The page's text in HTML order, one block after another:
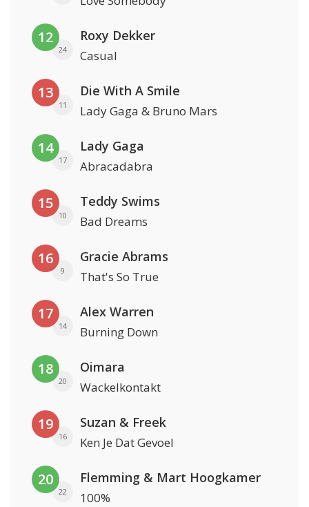
12
24
Roxy Dekker
Casual
13
11
Die With A Smile
Lady Gaga & Bruno Mars
14
17
Lady Gaga
Abracadabra
15
10
Teddy Swims
Bad Dreams
16
9
Gracie Abrams
That's So True
17
14
Alex Warren
Burning Down
18
20
Oimara
Wackelkontakt
19
16
Suzan & Freek
Ken Je Dat Gevoel
20
22
Flemming & Mart Hoogkamer
100%